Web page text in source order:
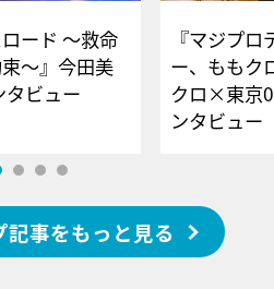
ロード ～救命
～』今田美
タビュー
『マジプロ
ー、ももク
クロ×東京
ンタビュー
記事をもっと見る